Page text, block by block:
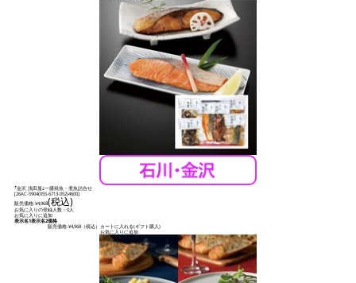
｢金沢 浅田屋｣一膳焼魚・煮魚詰合せ
[26AC-5904(055-6713-052)4600]
販売価格:¥4,968(税込)
お気に入りの登録人数：0人
お気に入りに追加
表示名1表示名2価格
販売価格:¥4,968（税込） カートに入れる(ギフト購入)
お気に入りに追加